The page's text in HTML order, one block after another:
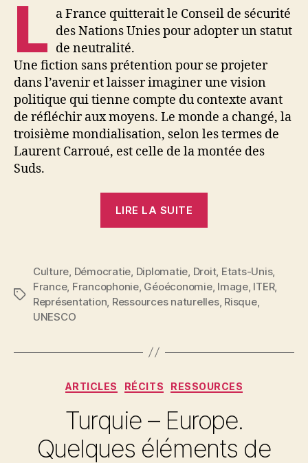
L a France quitterait le Conseil de sécurité
des Nations Unies pour adopter un statut
de neutralité.
Une fiction sans prétention pour se projeter
dans l’avenir et laisser imaginer une vision
politique qui tienne compte du contexte avant
de réfléchir aux moyens. Le monde a changé, la
troisième mondialisation, selon les termes de
Laurent Carroué, est celle de la montée des
Suds.
LIRE LA SUITE
monde.
Fiction »
Étiquettes
Culture, Démocratie, Diplomatie, Droit, Etats-Unis,
France, Francophonie, Géoéconomie, Image, ITER,
Représentation, Ressources naturelles, Risque,
UNESCO
Catégories
ARTICLES RÉCITS RESSOURCES
Turquie – Europe.
Quelques éléments de